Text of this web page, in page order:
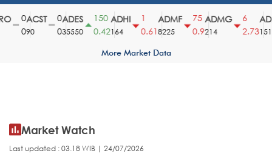
ACST
90
ADES
35550
150
0.42
ADHI
164
0.61
ADMF
8225
75
0.9
ADMG
214
2.731510
More Market Data
Market Watch
Last updated : 03.18 WIB | 24/07/2026